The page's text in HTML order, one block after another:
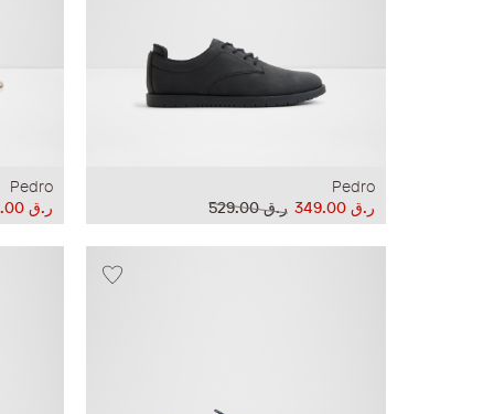
Pedro
ر.ق‏ 529.00
ر.ق‏ 349.00
Pedro
ر.ق‏ 296.00